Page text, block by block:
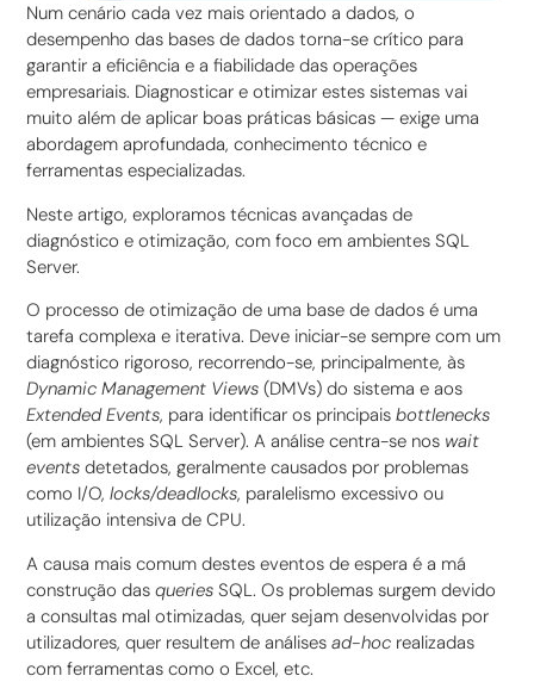
Num cenário cada vez mais orientado a dados, o
desempenho das bases de dados torna-se crítico para
garantir a eficiência e a fiabilidade das operações
empresariais. Diagnosticar e otimizar estes sistemas vai
muito além de aplicar boas práticas básicas — exige uma
abordagem aprofundada, conhecimento técnico e
ferramentas especializadas.
Neste artigo, exploramos técnicas avançadas de
diagnóstico e otimização, com foco em ambientes SQL
Server.
O processo de otimização de uma base de dados é uma
tarefa complexa e iterativa. Deve iniciar-se sempre com um
diagnóstico rigoroso, recorrendo-se, principalmente, às
Dynamic Management Views (DMVs) do sistema e aos
Extended Events, para identificar os principaisbottlenecks
(em ambientes SQL Server). A análise centra-se nos wait
events detetados, geralmente causados por problemas
como I/O,locks/deadlocks, paralelismo excessivo ou
utilização intensiva de CPU.
A causa mais comum destes eventos de espera é a má
construção dasqueries SQL. Os problemas surgem devido
a consultas mal otimizadas, quer sejam desenvolvidas por
utilizadores, quer resultem de análisesad-hoc realizadas
com ferramentas como o Excel, etc.